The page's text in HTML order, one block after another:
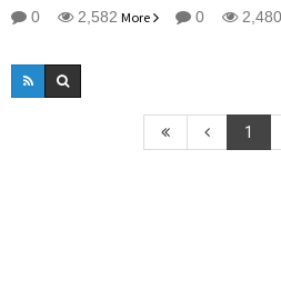
0 2,582 More 0 2,480
1